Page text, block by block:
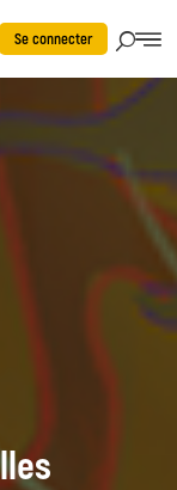
Se connecter